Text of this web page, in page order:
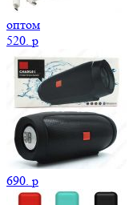
оптом
520. p
690. p